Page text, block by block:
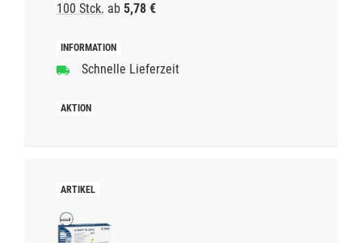
100 Stck. ab 5,78 €
Schnelle Lieferzeit